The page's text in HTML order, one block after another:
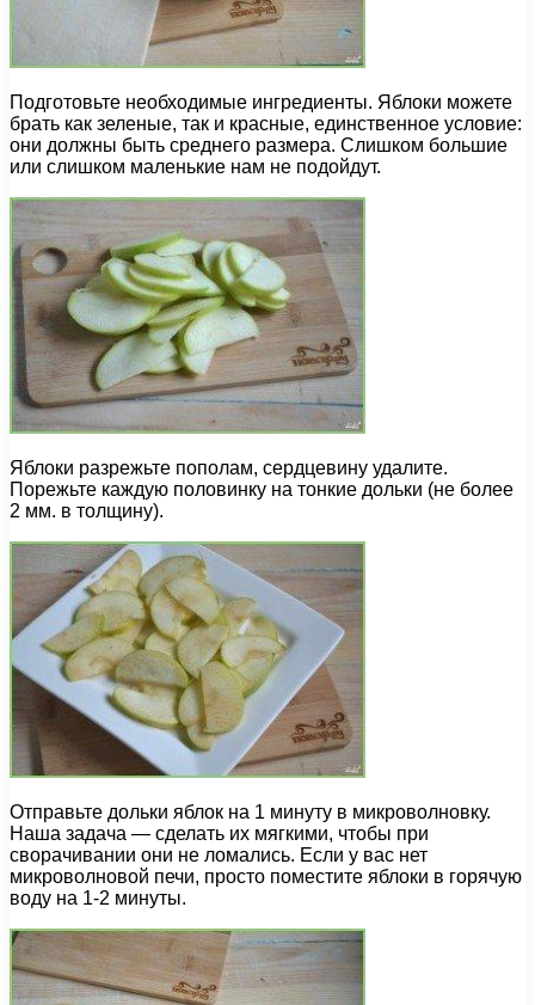
Подготовьте необходимые ингредиенты. Яблоки можете
брать как зеленые, так и красные, единственное условие:
они должны быть среднего размера. Слишком большие
или слишком маленькие нам не подойдут.
Яблоки разрежьте пополам, сердцевину удалите.
Порежьте каждую половинку на тонкие дольки (не более
2 мм. в толщину).
Отправьте дольки яблок на 1 минуту в микроволновку.
Наша задача — сделать их мягкими, чтобы при
сворачивании они не ломались. Если у вас нет
микроволновой печи, просто поместите яблоки в горячую
воду на 1-2 минуты.